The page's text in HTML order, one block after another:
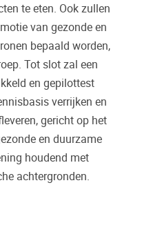
te eten. Ook zullen
van gezonde en
bepaald worden,
Tot slot zal een
en gepilottest
verrijken en
gericht op het
en duurzame
houdend met
achtergronden.